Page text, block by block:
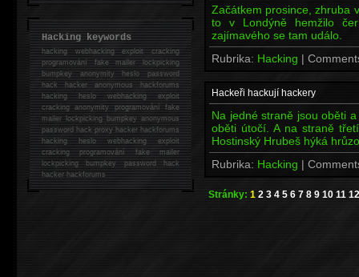
Začátkem prosince, zhruba
to v Londýně hemžilo
zajímavého se tam událo.
Rubrika: Hacking |
Hackeři hackují hackery
Na jedné straně jsou oběti
oběti útočí. A na straně
Hostinský Hrubeš hýká
Rubrika: Hacking |
Stránky: 1 2 3 4 5 6 7 8 9 10 11 12
Hacking keywords
hackingwebhacking exploit cracking
programování fake mailer lockpicking
bumpkey anonymity heslo password
hackhacker anonymous hackforums
hackingheslo webhacking exploit
cracking anonymity programování fake
mailer lockpicking bumpkey anonymous
password hack proxy hacker hackforums
hacking heslo webhacking exploit
cracking programování fake mailer
lockpicking bumpkey password hack
hackerhackforums